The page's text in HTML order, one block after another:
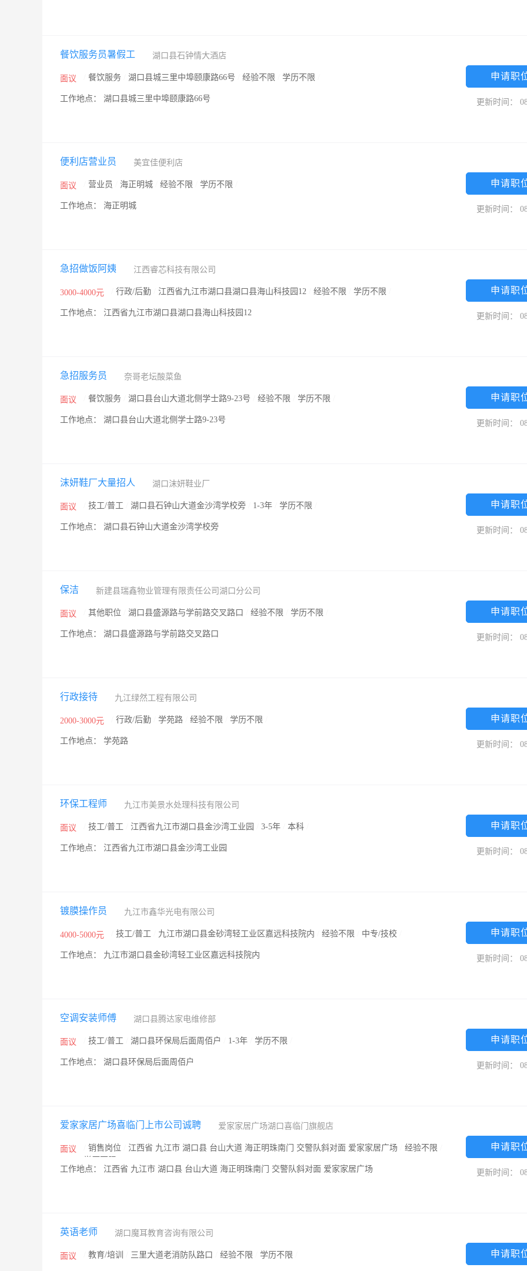
餐饮服务员暑假工 湖口县石钟情大酒店
面议 餐饮服务 湖口县城三里中埠颐康路66号 经验不限 学历不限
工作地点： 湖口县城三里中埠颐康路66号
申请职
更新时间：
便利店营业员 美宜佳便利店
面议 营业员 海正明城 经验不限 学历不限
工作地点： 海正明城
申请职
更新时间：
急招做饭阿姨 江西睿芯科技有限公司
3000-4000元 行政/后勤 江西省九江市湖口县湖口县海山科技园12 经验不限 学历不限
工作地点： 江西省九江市湖口县湖口县海山科技园12
申请职
更新时间：
急招服务员 奈哥老坛酸菜鱼
面议 餐饮服务 湖口县台山大道北侧学士路9-23号 经验不限 学历不限
工作地点： 湖口县台山大道北侧学士路9-23号
申请职
更新时间：
沫妍鞋厂大量招人 湖口沫妍鞋业厂
面议 技工/普工 湖口县石钟山大道金沙湾学校旁 1-3年 学历不限
工作地点： 湖口县石钟山大道金沙湾学校旁
申请职
更新时间：
保洁 新建县瑞鑫物业管理有限责任公司湖口分公司
面议 其他职位 湖口县盛源路与学前路交叉路口 经验不限 学历不限
工作地点： 湖口县盛源路与学前路交叉路口
申请职
更新时间：
行政接待 九江绿然工程有限公司
2000-3000元 行政/后勤 学苑路 经验不限 学历不限
工作地点： 学苑路
申请职
更新时间：
环保工程师 九江市美景水处理科技有限公司
面议 技工/普工 江西省九江市湖口县金沙湾工业园 3-5年 本科
工作地点： 江西省九江市湖口县金沙湾工业园
申请职
更新时间：
镀膜操作员 九江市鑫华光电有限公司
4000-5000元 技工/普工 九江市湖口县金砂湾轻工业区嘉远科技院内 经验不限 中专/技校
工作地点： 九江市湖口县金砂湾轻工业区嘉远科技院内
申请职
更新时间：
空调安装师傅 湖口县腾达家电维修部
面议 技工/普工 湖口县环保局后面周佰户 1-3年 学历不限
工作地点： 湖口县环保局后面周佰户
申请职
更新时间：
爱家家居广场喜临门上市公司诚聘 爱家家居广场湖口喜临门旗舰店
面议 销售岗位 江西省 九江市 湖口县 台山大道 海正明珠南门 交警队斜对面 爱家家居广场 经验不限
工作地点： 江西省 九江市 湖口县 台山大道 海正明珠南门 交警队斜对面 爱家家居广场
申请职
更新时间：
英语老师 湖口魔耳教育咨询有限公司
面议 教育/培训 三里大道老消防队路口 经验不限 学历不限 申请职